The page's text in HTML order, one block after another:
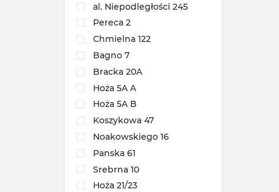
al. Niepodległości 245
Pereca 2
Chmielna 122
Bagno 7
Bracka 20A
Hoża 5A A
Hoża 5A B
Koszykowa 47
Noakowskiego 16
Panska 61
Srebrna 10
Hoża 21/23